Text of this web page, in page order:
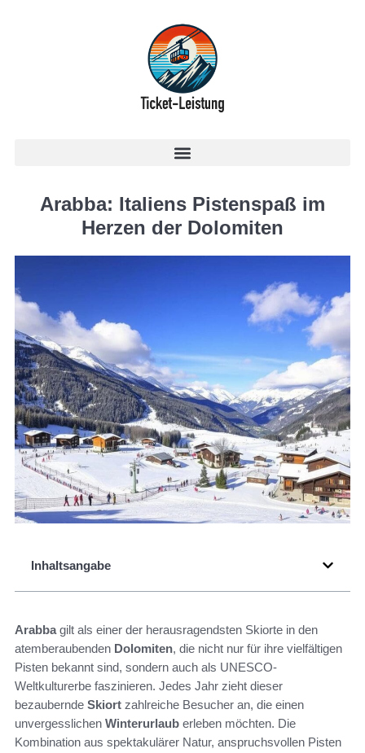
Arabba: Italiens Pistenspaß im
Herzen der Dolomiten
Inhaltsangabe
Arabbagilt als einer der herausragendsten Skiorte in den
atemberaubenden Dolomiten, die nicht nur für ihre vielfältigen
Pisten bekannt sind, sondern auch als UNESCO-
Weltkulturerbe faszinieren. Jedes Jahr zieht dieser
bezaubernde Skiort zahlreiche Besucher an, die einen
unvergesslichen Winterurlaub erleben möchten. Die
Kombination aus spektakulärer Natur, anspruchsvollen Pisten